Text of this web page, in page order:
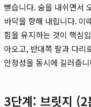
뻗습니다. 숨을 내쉬면서
바닥을 향해 내립니다. 이
힘을 유지하는 것이 핵심
아오고, 반대쪽 팔과 다리
안정성을 동시에 길러줍
3단계: 브릿지 (2